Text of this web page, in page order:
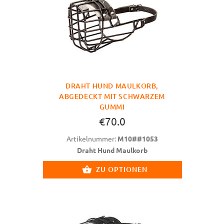
DRAHT HUND MAULKORB,
ABGEDECKT MIT SCHWARZEM
GUMMI
€70.0
Artikelnummer: M10##1053
Draht Hund Maulkorb
ZU OPTIONEN